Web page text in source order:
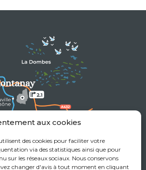
aux cookies
des cookies pour faciliter votre
via des statistiques ainsi que pour
sur les réseaux sociaux. Nous conservons
changer d'avis à tout moment en cliquant